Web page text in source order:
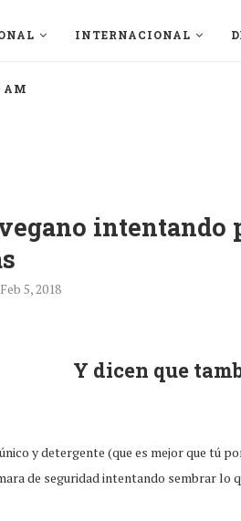
INTERNACIONAL
AM
intentando
Feb 5, 2018
Y dicen que
y detergente (que es mejor que tú
de seguridad intentando sembrar lo